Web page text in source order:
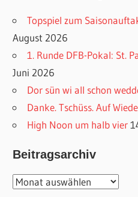
Topspiel zum
August 2026
1. Runde DFB-Pokal: St.
Juni 2026
Dor sün wi all schon
Danke. Tschüss. Auf
High Noon um halb vier
Beitragsarchiv
Beitragsarchiv